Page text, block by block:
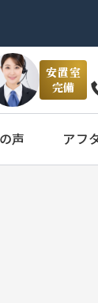
安置室
完備
声 アフ